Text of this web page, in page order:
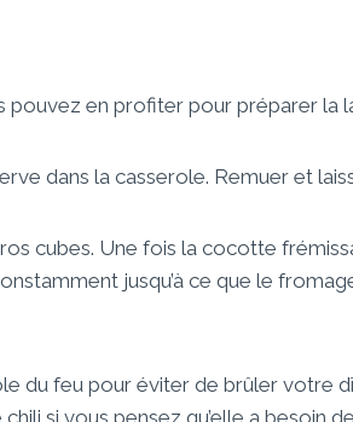
pouvez en profiter pour préparer la
dans la casserole. Remuer et
cubes. Une fois la cocotte
jusqu’à ce que le
du feu pour éviter de brûler votre
si vous pensez qu’elle a besoin